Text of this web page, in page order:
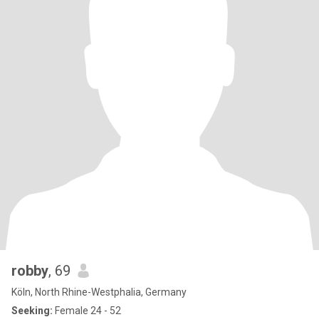
robby, 69
Köln, North Rhine-Westphalia, Germany
Seeking: Female 24 - 52